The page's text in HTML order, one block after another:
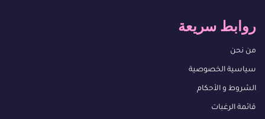
روابط سريعة
من نحن
سياسية الخصوصية
الشروط و الأحكام
قائمة الرغبات